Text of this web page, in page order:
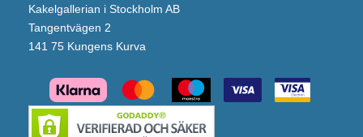
Kakelgallerian i Stockholm AB
Tangentvägen 2
141 75 Kungens Kurva